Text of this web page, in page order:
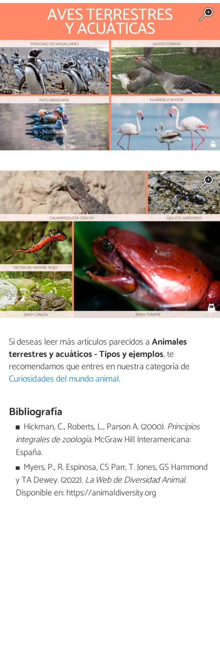
Si deseas leer más artículos parecidos aAnimales
terrestres y acuáticos - Tipos y ejemplos, te
recomendamos que entres en nuestra categoría de
Curiosidades del mundo animal.
Bibliografía
Hickman, C., Roberts, L., Parson A. (2000). Principios
integrales de zoología. McGraw Hill Interamericana:
España.
Myers, P., R. Espinosa, CS Parr, T. Jones, GS Hammond
y TA Dewey. (2022). La Web de Diversidad Animal.
Disponible en: https://animaldiversity.org